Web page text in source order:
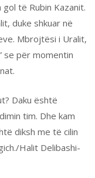
të Rubin Kazanit.
duke shkuar në
Mbrojtësi i Uralit,
se për momentin
Daku është
tim. Dhe kam
diksh me të cilin
Halit Delibashi-